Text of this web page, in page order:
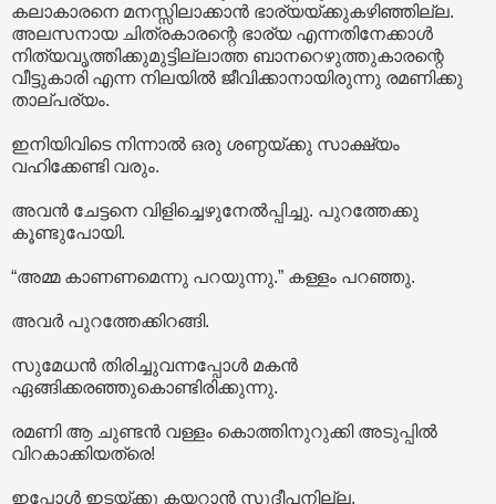
കലാകാരനെ മനസ്സിലാക്കാൻ ഭാര്യയ്ക്കുകഴിഞ്ഞില്ല.
അലസനായ ചിത്രകാരന്റെ ഭാര്യ എന്നതിനേക്കാൾ
നിത്യവൃത്തിക്കുമുട്ടില്ലാത്ത ബാനറെഴുത്തുകാരന്റെ
വീട്ടുകാരി എന്ന നിലയിൽ ജീവിക്കാനായിരുന്നു രമണിക്കു
താല്പര്യം.
ഇനിയിവിടെ നിന്നാൽ ഒരു ശണ്ഠയ്ക്കു സാക്ഷ്യം
വഹിക്കേണ്ടി വരും.
അവൻ ചേട്ടനെ വിളിച്ചെഴുനേൽപ്പിച്ചു. പുറത്തേക്കു
കൂണ്ടുപോയി.
“അമ്മ കാണണമെന്നു പറയുന്നു.” കള്ളം പറഞ്ഞു.
അവർ പുറത്തേക്കിറങ്ങി.
സുമേധൻ തിരിച്ചുവന്നപ്പോൾ മകൻ
ഏങ്ങിക്കരഞ്ഞുകൊണ്ടിരിക്കുന്നു.
രമണി ആ ചുണ്ടൻ വള്ളം കൊത്തിനുറുക്കി അടുപ്പിൽ
വിറകാക്കിയത്രെ!
ഇപ്പോൾ ഇടയ്ക്കു കയറാൻ സുദീപനില്ല.